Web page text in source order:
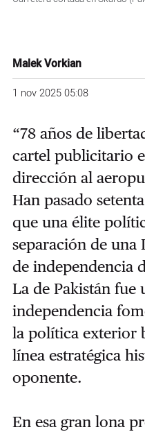
Malek Vorkian
1 nov 2025 05:08
“78 años de
cartel publicitario
dirección al
Han pasado
que una élite
separación de una
de independencia
La de Pakistán fue
independencia
la política exterior
línea estratégica
oponente.
En esa gran lona